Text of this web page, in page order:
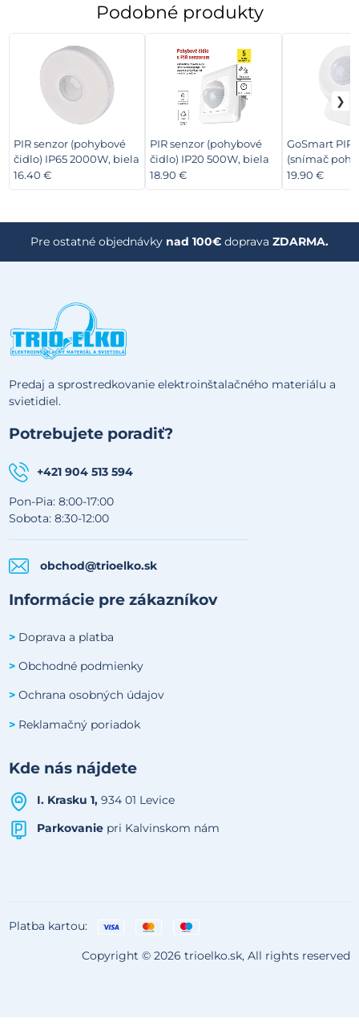
Podobné produkty
PIR senzor (pohybové
čidlo) IP65 2000W, biela
16.40 €
PIR senzor (pohybové
čidlo) IP20 500W, biela
18.90 €
GoSmart PIR
(snímač
ZigBee
19.90 €
Pre ostatné objednávky nad 100€ doprava ZDARMA.
Predaj a sprostredkovanie elektroinštalačného materiálu a
svietidiel.
Potrebujete poradiť?
+421 904 513 594
Pon-Pia: 8:00-17:00
Sobota: 8:30-12:00
obchod@trioelko.sk
Informácie pre zákazníkov
> Doprava a platba
> Obchodné podmienky
> Ochrana osobných údajov
> Reklamačný poriadok
Kde nás nájdete
I. Krasku 1,934 01 Levice
Parkovanie pri Kalvinskom nám
Platba kartou:
Copyright © 2026 trioelko.sk, All rights reserved